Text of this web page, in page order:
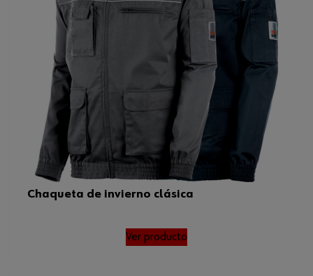
Chaqueta de invierno clásica
Ver producto